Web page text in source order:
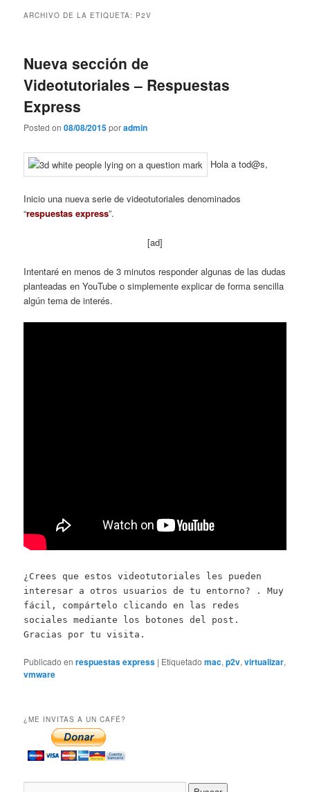
ARCHIVO DE LA ETIQUETA: P2V
Nueva sección de
Videotutoriales – Respuestas
Express
Posted on08/08/2015poradmin
Hola a tod@s,
Inicio una nueva serie de videotutoriales denominados
“respuestas express”.
[ad]
Intentaré en menos de 3 minutos responder algunas de las dudas
planteadas en YouTube o simplemente explicar de forma sencilla
algún tema de interés.
¿Crees que estos videotutoriales les pueden
interesar a otros usuarios de tu entorno? . Muy
fácil, compártelo clicando en las redes
sociales mediante los botones del post.
Gracias por tu visita.
Publicado en respuestas express | Etiquetado mac,p2v,virtualizar,
vmware
¿ME INVITAS A UN CAFÉ?